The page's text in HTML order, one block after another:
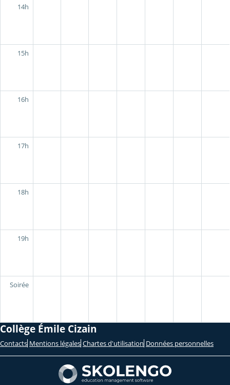
14h
15h
16h
17h
18h
19h
Soirée
Collège Émile Cizain
Contacts Mentions légales Chartes d'utilisation Données personnelles